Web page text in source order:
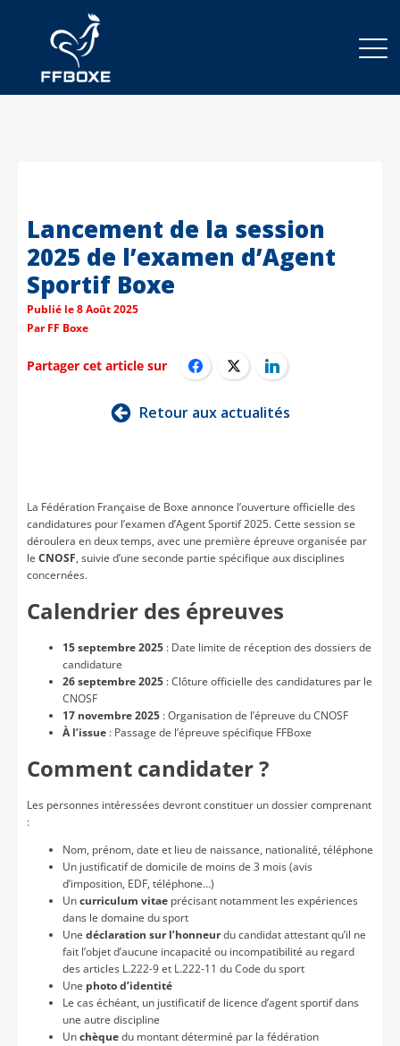
Lancement de la session
2025 de l’examen d’Agent
Sportif Boxe
Publié le8 Août 2025
ParFF Boxe
Partager cet article sur
Retour aux actualités
La Fédération Française de Boxe annonce l’ouverture officielle des
candidatures pour l’examen d’Agent Sportif 2025. Cette session se
déroulera en deux temps, avec une première épreuve organisée par
le CNOSF, suivie d’une seconde partie spécifique aux disciplines
concernées.
Calendrier des épreuves
15 septembre 2025 : Date limite de réception des dossiers de
candidature
26 septembre 2025 : Clôture officielle des candidatures par le
CNOSF
17 novembre 2025 : Organisation de l’épreuve du CNOSF
À l’issue : Passage de l’épreuve spécifique FFBoxe
Comment candidater ?
Les personnes intéressées devront constituer un dossier comprenant
:
Nom, prénom, date et lieu de naissance, nationalité, téléphone
Un justificatif de domicile de moins de 3 mois (avis
d’imposition, EDF, téléphone…)
Uncurriculum vitae précisant notamment les expériences
dans le domaine du sport
Une déclaration sur l’honneurdu candidat attestant qu’il ne
fait l’objet d’aucune incapacité ou incompatibilité au regard
des articles L.222-9 et L.222-11 du Code du sport
Une photo d’identité
Le cas échéant, un justificatif de licence d’agent sportif dans
une autre discipline
Unchèquedu montant déterminé par la fédération